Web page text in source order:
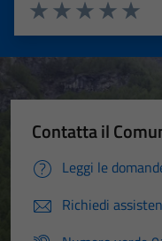
Valuta 4
Valuta 3
Valuta 2 stelle su
Valuta 1 stelle su 5
Contatta il
Leggi le
Richiedi